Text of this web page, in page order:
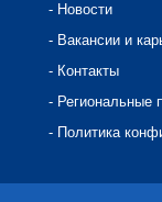
- Новости
- Вакансии и
- Контакты
- Региональные
- Политика